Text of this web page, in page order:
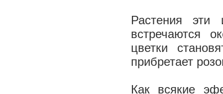
Растения эти
встречаются
цветки
прибретает
Как всякие